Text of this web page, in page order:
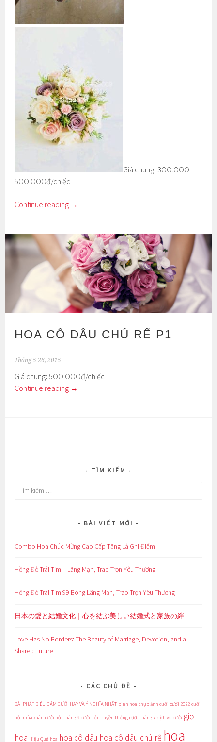
Giá chung: 3OO.OOO –
5OO.OOOđ/chiếc
Continue reading →
HOA CÔ DÂU CHÚ RỂ P1
Tháng 5 26, 2015
Giá chung:5OO.OOOđ/chiếc
Continue reading →
TÌM KIẾM
Tìm
BÀI VIẾT MỚI
Combo Hoa Chúc Mừng Cao Cấp Tặng Là Ghi Điểm
Hồng Đỏ Trái Tim – Lãng Mạn, Trao Trọn Yêu Thương
Hồng Đỏ Trái Tim 99 Bông Lãng Mạn, Trao Trọn Yêu Thương
日本の愛と結婚文化｜心を結ぶ美しい結婚式と家族の絆.
Love Has No Borders: The Beauty of Marriage, Devotion, and a
Shared Future
CÁC CHỦ ĐỀ
BÀI PHÁT BIỂU ĐÁM CƯỚI HAY VÀ Ý NGHĨA NHẤT bình hoa chụp ảnh cưới cưới 2022 cưới
hỏi mùa xuân cưới hỏi tháng 9 cưới hỏi truyền thống cưới tháng 7 dịch vụ cưới giỏ
hoa Hiệu Quả hoa hoa cô dâu hoa cô dâu chú rể hoa